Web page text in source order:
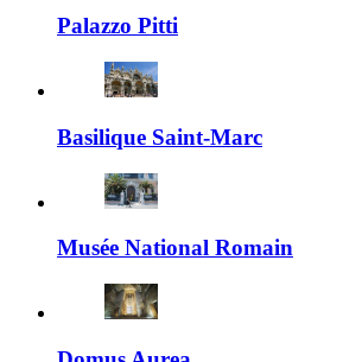
Palazzo Pitti
Basilique Saint-Marc
Musée National Romain